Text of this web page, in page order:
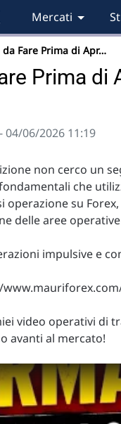
Mercati
da Fare Prima di Apr…
Prima di
- 04/06/2026 11:19
non cerco un
che
operazione su
delle aree
impulsive e
video operativi di
avanti al mercato!